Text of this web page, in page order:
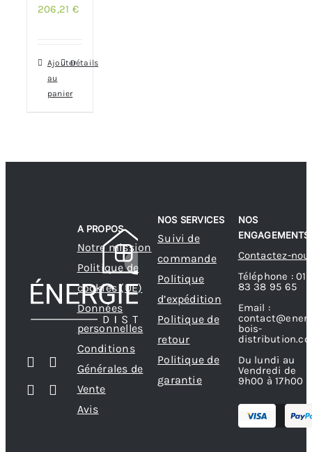
206,21 €
Ajouter
au
panier
Détails
A PROPOS
Notre mission
Politique de
cookies (UE)
Données
personnelles
Conditions
Générales de
Vente
Avis
NOS SERVICES
Suivi de
commande
Politique
d’expédition
Politique de
retour
Politique de
garantie
NOS
ENGAGEMENTS
Contactez-
Téléphone : 01
83 38 95 65
Email :
bois-
Du lundi au
Vendredi de
9h00 à 17h00